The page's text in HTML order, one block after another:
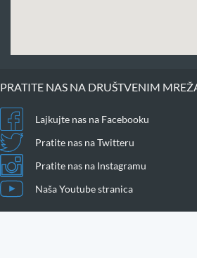
PRATITE NAS NA DRUŠTVENIM
Lajkujte nas na Facebooku
Pratite nas na Twitteru
Pratite nas na Instagramu
Naša Youtube stranica